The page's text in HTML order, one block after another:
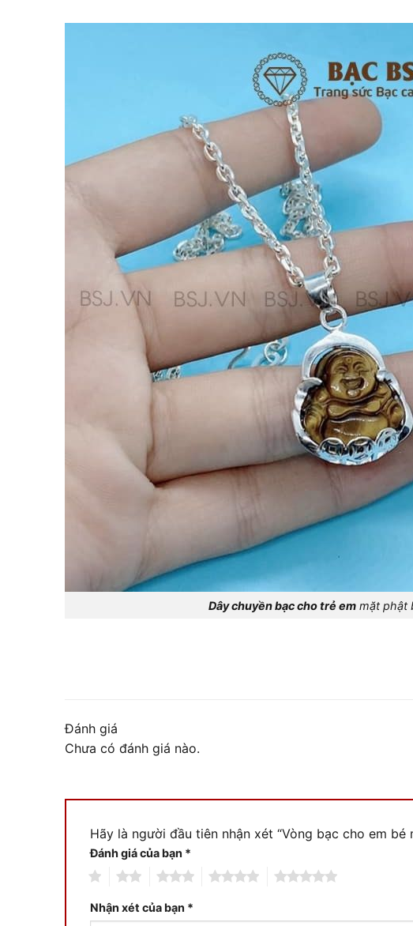
Dây chuyền bạc cho trẻ em mặt phật
Đánh giá
Chưa có đánh giá nào.
Hãy là người đầu tiên nhận xét “Vòng bạc cho em
Đánh giá của bạn *
Nhận xét của bạn *